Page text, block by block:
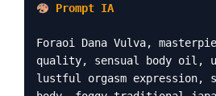
Prompt IA
Foraoi Dana Vulva,
quality, sensual body oil,
lustful orgasm expression,